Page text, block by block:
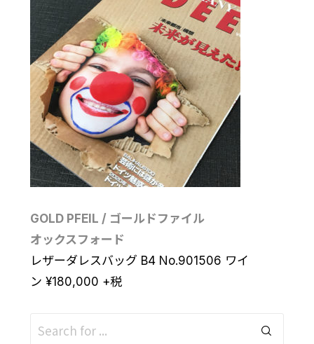
GOLD PFEIL / ゴールドファイル
オックスフォード
レザーダレスバッグ B4 No.901506 ワイ
ン ¥180,000 +税